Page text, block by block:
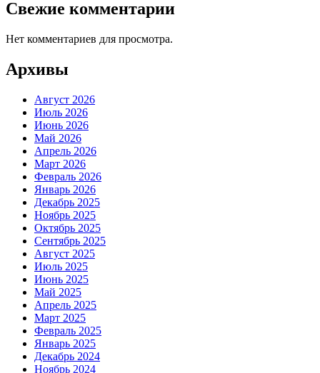
Свежие комментарии
Нет комментариев для просмотра.
Архивы
Август 2026
Июль 2026
Июнь 2026
Май 2026
Апрель 2026
Март 2026
Февраль 2026
Январь 2026
Декабрь 2025
Ноябрь 2025
Октябрь 2025
Сентябрь 2025
Август 2025
Июль 2025
Июнь 2025
Май 2025
Апрель 2025
Март 2025
Февраль 2025
Январь 2025
Декабрь 2024
Ноябрь 2024